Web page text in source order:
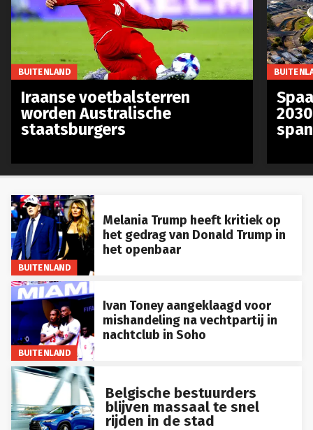
BUITENLAND
Melania Trump heeft kritiek op
het gedrag van Donald Trump in
het openbaar
BUITENLAND
Ivan Toney aangeklaagd voor
mishandeling na vechtpartij in
nachtclub in Soho
Belgische bestuurders
blijven massaal te snel
rijden in de stad
BUITENLAND
Iraanse voetbalsterren
worden Australische
staatsburgers